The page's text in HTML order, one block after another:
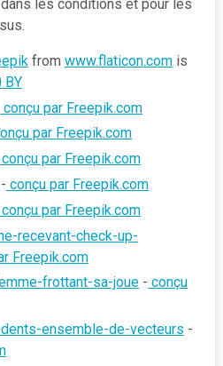
les conditions et pour les
from www.flaticon.comis
BY
conçu par Freepik.com
par Freepik.com
conçu par Freepik.com
conçu par Freepik.com
conçu par Freepik.com
recevant-check-up-
Freepik.com
frottant-sa-joue- conçu
ensemble-de-vecteurs -​